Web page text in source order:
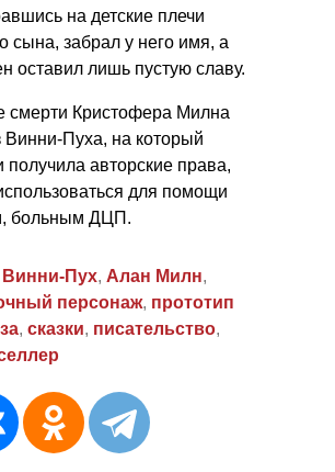
на детские плечи
сына, забрал у него имя, а
оставил лишь пустую славу.
смерти Кристофера Милна
Винни-Пуха, на который
получила авторские права,
для помощи
больным ДЦП.
Винни-Пух, Алан Милн,
персонаж, прототип
, сказки, писательство,